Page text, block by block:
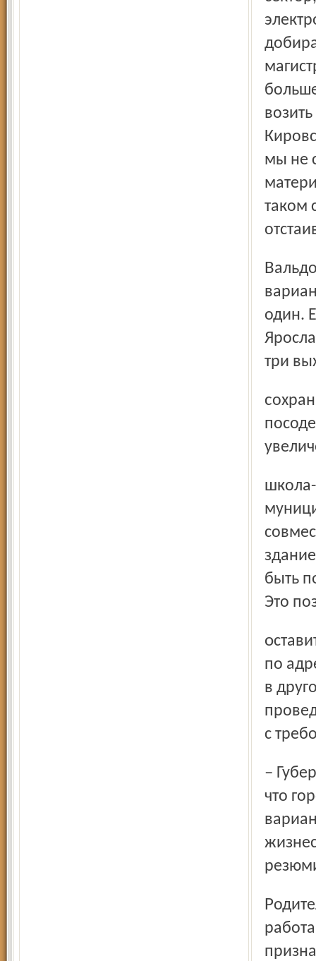
мы не
таком
Вальдорфцы не просто протестуют – у них есть свой
один.
три
сохранить вальдорфскую школу-сад на улице Вольной и
школа-сад готова в рамках государственно-частного или
быть
Это
оставить для 4 групп вальдорфского детского сада здание
по
в
с
– Губернатор – наша надежда. И мы не теряем веры в то,
что
Родители верят в то, что существующая с 1990 года школа,